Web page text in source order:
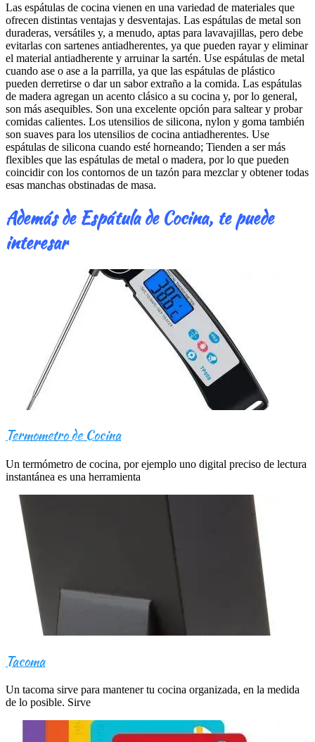
Las espátulas de cocina vienen en una variedad de materiales que
ofrecen distintas ventajas y desventajas. Las espátulas de metal son
duraderas, versátiles y, a menudo, aptas para lavavajillas, pero debe
evitarlas con sartenes antiadherentes, ya que pueden rayar y eliminar
el material antiadherente y arruinar la sartén. Use espátulas de metal
cuando ase o ase a la parrilla, ya que las espátulas de plástico
pueden derretirse o dar un sabor extraño a la comida. Las espátulas
de madera agregan un acento clásico a su cocina y, por lo general,
son más asequibles. Son una excelente opción para saltear y probar
comidas calientes. Los utensilios de silicona, nylon y goma también
son suaves para los utensilios de cocina antiadherentes. Use
espátulas de silicona cuando esté horneando; Tienden a ser más
flexibles que las espátulas de metal o madera, por lo que pueden
coincidir con los contornos de un tazón para mezclar y obtener todas
esas manchas obstinadas de masa.
Además de Espátula de Cocina, te puede
interesar
Termometro de Cocina
Un termómetro de cocina, por ejemplo uno digital preciso de lectura
instantánea es una herramienta
Tacoma
Un tacoma sirve para mantener tu cocina organizada, en la medida
de lo posible. Sirve